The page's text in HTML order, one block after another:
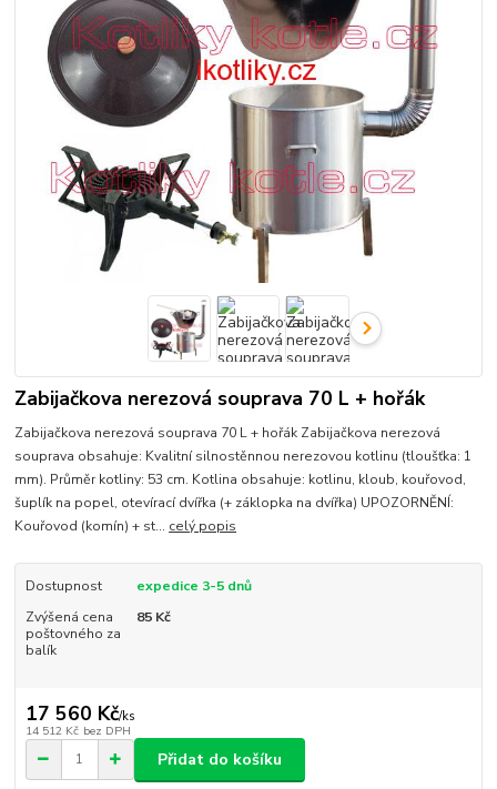
Zabijačkova nerezová souprava 70 L + hořák
Zabijačkova nerezová souprava 70 L + hořák Zabijačkova nerezová
souprava obsahuje: Kvalitní silnostěnnou nerezovou kotlinu (tloušťka: 1
mm). Průměr kotliny: 53 cm. Kotlina obsahuje: kotlinu, kloub, kouřovod,
šuplík na popel, otevírací dvířka (+ záklopka na dvířka) UPOZORNĚNÍ:
Kouřovod (komín) + st... celý popis
Dostupnost
expedice 3-5 dnů
Zvýšená cena
poštovného za
balík
85 Kč
17 560 Kč/ks
14 512 Kč bez DPH
Přidat do košíku